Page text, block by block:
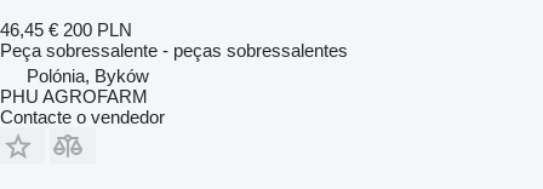
46,45 € 200 PLN
Peça sobressalente - peças sobressalentes
Polónia, Byków
PHU AGROFARM
Contacte o vendedor